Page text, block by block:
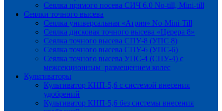
Сеялка прямого посева СИЧ 6.0 No-till, Mini-till
Сеялки точного высева
Сеялка универсальная «Атрия» No-Mini-Till
Сеялка дисковая точного высева «Церера 8»
Сеялка точного высева СПУ-8 (УПС 8)
Сеялка точного высева СПУ-6 (УПС-6)
Сеялка точного высева УПС-4 (СПУ-4) с
межсекционным размещением колес
Культиваторы
Культиватор КНП-5,6 с системой внесения
удобрений
Культиватор КНП-5,6 без системы внесения